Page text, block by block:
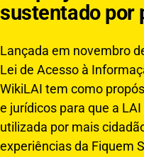
sustentado por
Lançada em novembro
Lei de Acesso à
WikiLAI tem como
e jurídicos para que a
utilizada por mais
experiências da Fiquem